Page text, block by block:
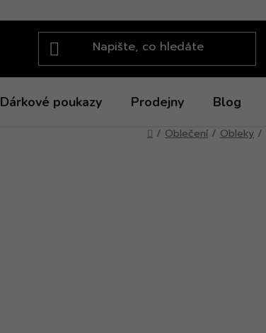
Dárkové poukazy Prodejny Blog
Domů
/ Oblečení / Obleky /